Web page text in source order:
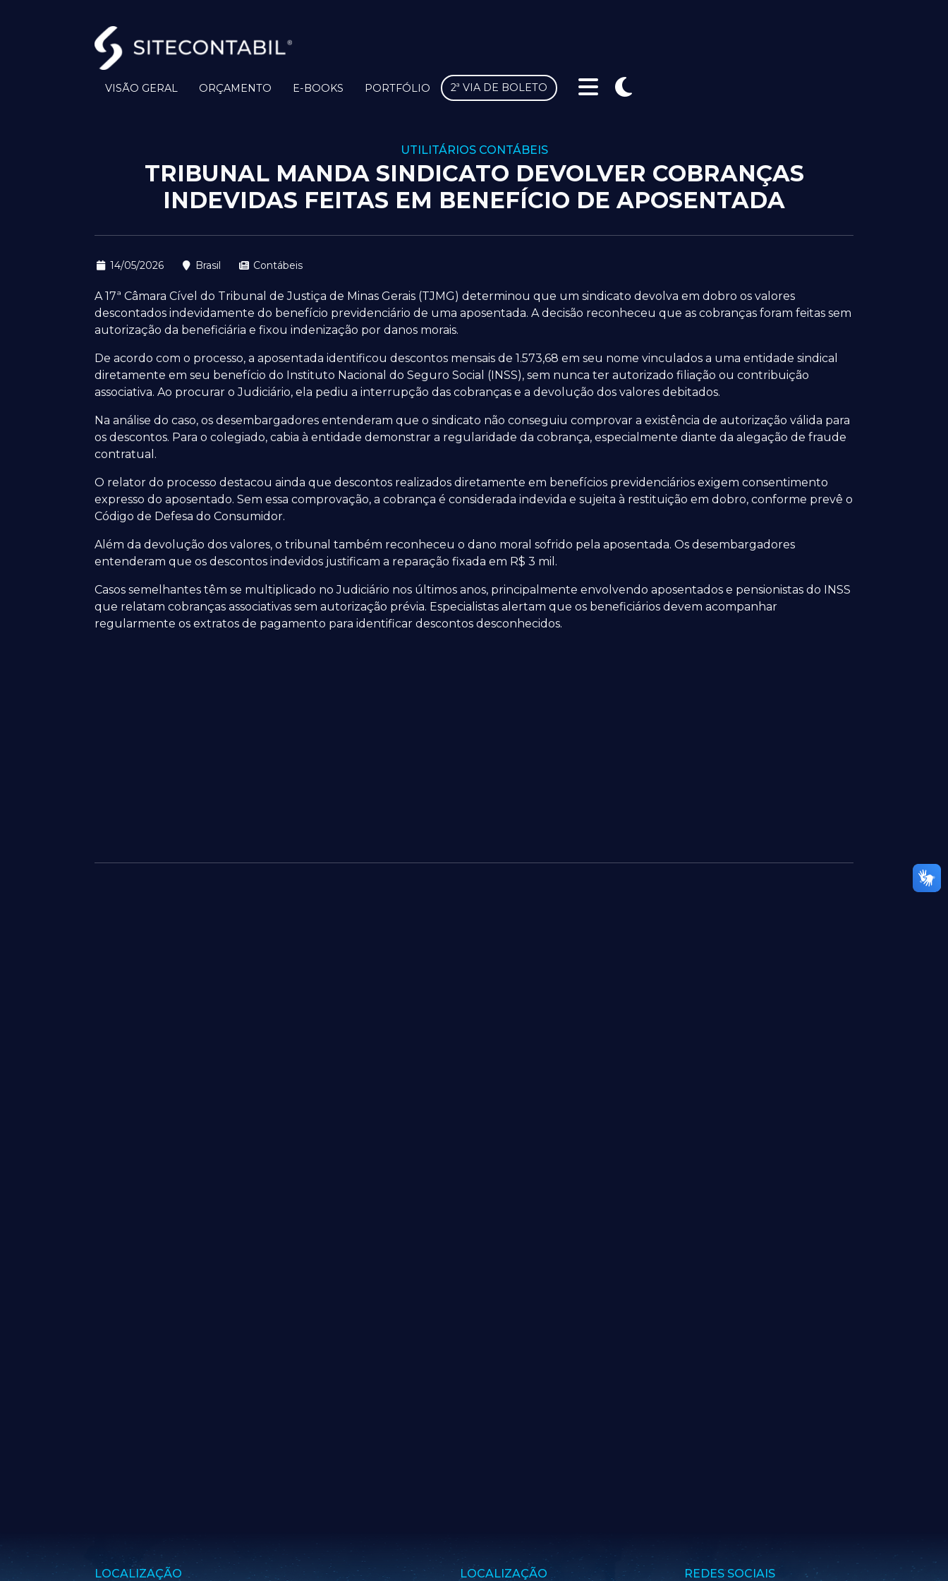
VISÃO GERAL ORÇAMENTO E-BOOKS PORTFÓLIO 2ª VIA DE BOLETO
UTILITÁRIOS CONTÁBEIS
TRIBUNAL MANDA SINDICATO DEVOLVER COBRANÇAS
INDEVIDAS FEITAS EM BENEFÍCIO DE APOSENTADA
14/05/2026 Brasil Contábeis
A 17ª Câmara Cível do Tribunal de Justiça de Minas Gerais (TJMG) determinou que um sindicato devolva em dobro os valores
descontados indevidamente do benefício previdenciário de uma aposentada. A decisão reconheceu que as cobranças foram feitas sem
autorização da beneficiária e fixou indenização por danos morais.
De acordo com o processo, a aposentada identificou descontos mensais de 1.573,68 em seu nome vinculados a uma entidade sindical
diretamente em seu benefício do Instituto Nacional do Seguro Social (INSS), sem nunca ter autorizado filiação ou contribuição
associativa. Ao procurar o Judiciário, ela pediu a interrupção das cobranças e a devolução dos valores debitados.
Na análise do caso, os desembargadores entenderam que o sindicato não conseguiu comprovar a existência de autorização válida para
os descontos. Para o colegiado, cabia à entidade demonstrar a regularidade da cobrança, especialmente diante da alegação de fraude
contratual.
O relator do processo destacou ainda que descontos realizados diretamente em benefícios previdenciários exigem consentimento
expresso do aposentado. Sem essa comprovação, a cobrança é considerada indevida e sujeita à restituição em dobro, conforme prevê o
Código de Defesa do Consumidor.
Além da devolução dos valores, o tribunal também reconheceu o dano moral sofrido pela aposentada. Os desembargadores
entenderam que os descontos indevidos justificam a reparação fixada em R$ 3 mil.
Casos semelhantes têm se multiplicado no Judiciário nos últimos anos, principalmente envolvendo aposentados e pensionistas do INSS
que relatam cobranças associativas sem autorização prévia. Especialistas alertam que os beneficiários devem acompanhar
regularmente os extratos de pagamento para identificar descontos desconhecidos.
LOCALIZAÇÃO LOCALIZAÇÃO REDES SOCIAIS